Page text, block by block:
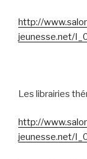
http://
jeunesse.net/
Les librairies
http://
jeunesse.net/